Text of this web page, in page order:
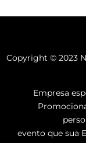
Copyright © 2023
Empresa
evento que sua